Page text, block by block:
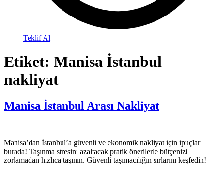
Teklif Al
Etiket: Manisa İstanbul
nakliyat
Manisa İstanbul Arası Nakliyat
Manisa’dan İstanbul’a güvenli ve ekonomik nakliyat için ipuçları
burada! Taşınma stresini azaltacak pratik önerilerle bütçenizi
zorlamadan hızlıca taşının. Güvenli taşımacılığın sırlarını keşfedin!